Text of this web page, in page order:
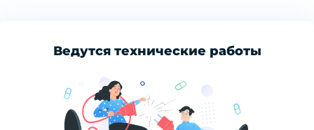
Ведутся технические работы